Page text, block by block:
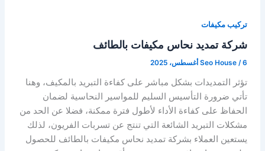
تركيب مكيفات
شركة تمديد نحاس مكيفات بالطائف
Seo House/6 أغسطس، 2025
تؤثر التمديدات بشكل مباشر على كفاءة التبريد بالمكيف، وهنا
تأتي ضرورة التأسيس السليم للمواسير النحاسية لضمان
الحفاظ على كفاءة الأداء لأطول فترة ممكنة، فضلا عن الحد من
مشكلات التبريد الشائعة التي تنتج عن تسربات الفريون، لذلك
يستعين العملاء بشركة تمديد نحاس مكيفات بالطائف للحصول